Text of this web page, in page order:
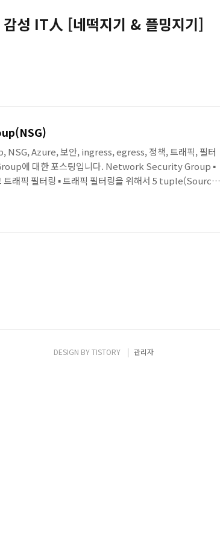
감성 IT人 [네떡지기 & 플밍지기]
Azure, 보안, ingress, egress, 정책, 트래픽, 필터
에 대한 포스팅입니다. Network Security Group ▪
래픽 필터링 ▪ 트래픽 필터링을 위해서 5 tuple(Source /
DESIGN BYTISTORY 관리자